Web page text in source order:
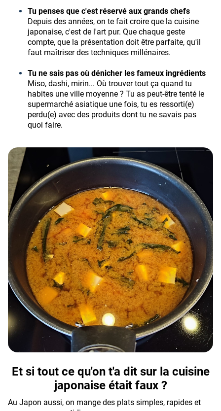
Tu penses que c'est réservé aux grands chefs
Depuis des années, on te fait croire que la cuisine
japonaise, c'est de l'art pur. Que chaque geste
compte, que la présentation doit être parfaite, qu'il
faut maîtriser des techniques millénaires.
Tu ne sais pas où dénicher les fameux ingrédients
Miso, dashi, mirin... Où trouver tout ça quand tu
habites une ville moyenne ? Tu as peut-être tenté le
supermarché asiatique une fois, tu es ressorti(e)
perdu(e) avec des produits dont tu ne savais pas
quoi faire.
Et si tout ce qu'on t'a dit sur la cuisine
japonaise était faux ?
Au Japon aussi, on mange des plats simples, rapides et